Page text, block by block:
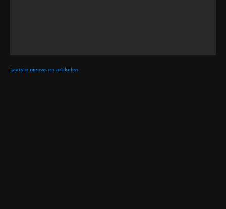
Laatste nieuws en artikelen